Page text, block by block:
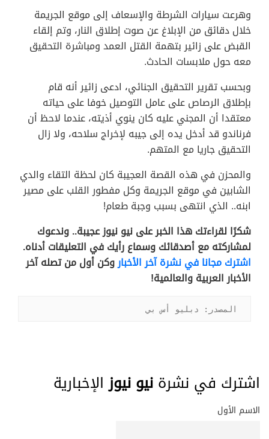
وهرعت سيارات الشرطة والإسعاف إلى موقع الجريمة
خلال دقائق من الإبلاغ عن صوت إطلاق النار، وتم إلقاء
القبض على زائير بتهمة القتل العمد ومباشرة التحقيق
معه حول ملابسات الحادث.
وبحسب تقرير التحقيق الجنائي، ادعى زائير أنه قام
بإطلاق الرصاص على عامل التوصيل خوفا على حياته
معتقدا أن المجني عليه كان ينوي أذيته، عندما لاحظ أن
فرناندو قد أدخل يده إلى جيبه لإخراج سلاحه، ولا زال
التحقيق جاريا مع المتهم.
والمحزن في هذه القصة العجيبة كان لحظة التقاء والدي
الشابين في موقع الجريمة وكل مفطور القلب على مصير
ابنه.. الذي انتهى بسبب وجبة طعام!
شكرًا لقراءتك هذا الخبر على نيو نيوز عجيبة..وندعوك
لمشاركته مع أصدقائك وسماع رأيك في التعليقات أدناه.
اشترك مجانا في نشرة آخر الأخباروكن أول من تصله آخر
الأخبار العربية والعالمية!
المصدر: دبليو أس بي
اشترك في نشرةنيو نيوزالإخبارية
الاسم الأول